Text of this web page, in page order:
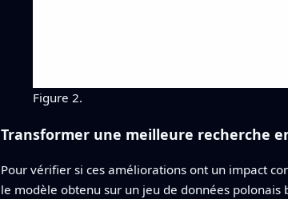
Figure 2.
Transformer une meilleure recherche
Pour vérifier si ces améliorations ont un impact
le modèle obtenu sur un jeu de données